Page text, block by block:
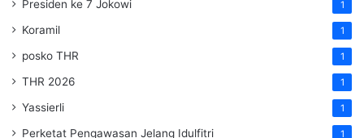
Presiden ke 7 Jokowi 1
Koramil 1
posko THR 1
THR 2026 1
Yassierli 1
Perketat Pengawasan Jelang Idulfitri 1